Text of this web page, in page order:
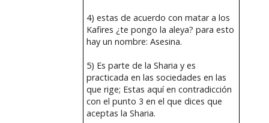
4) estas de acuerdo con matar a los
Kafires ¿te pongo la aleya? para esto
hay un nombre: Asesina.
5) Es parte de la Sharia y es
practicada en las sociedades en las
que rige; Estas aquí en contradicción
con el punto 3 en el que dices que
aceptas la Sharia.